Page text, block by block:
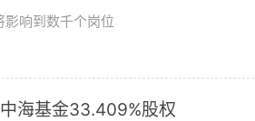
响到数千个岗位
海基金33.409%股权